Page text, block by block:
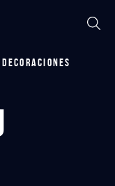
DECORACIONES